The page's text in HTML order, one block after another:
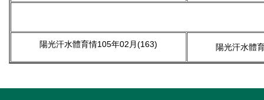
陽光汗水體育情105年02月(163) 陽光汗水體